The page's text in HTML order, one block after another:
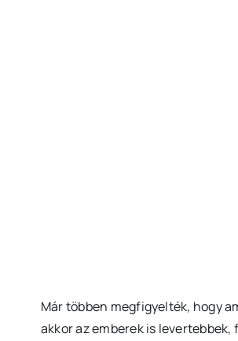
Már többen megfigyelték, hogy
akkor az emberek is